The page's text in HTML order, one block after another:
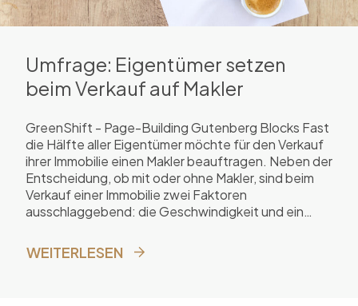
Umfrage: Eigentümer setzen
beim Verkauf auf Makler
GreenShift - Page-Building Gutenberg Blocks Fast
die Hälfte aller Eigentümer möchte für den Verkauf
ihrer Immobilie einen Makler beauftragen. Neben der
Entscheidung, ob mit oder ohne Makler, sind beim
Verkauf einer Immobilie zwei Faktoren
ausschlaggebend: die Geschwindigkeit und ein
Umfrage des Online-Marktplatzes ImmoScout24
unter Eigentümern.
WEITERLESEN